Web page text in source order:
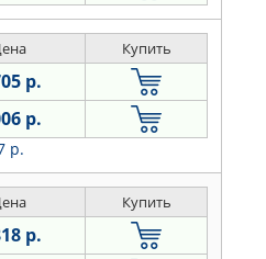
Купить
р.
р.
р.
Купить
р.